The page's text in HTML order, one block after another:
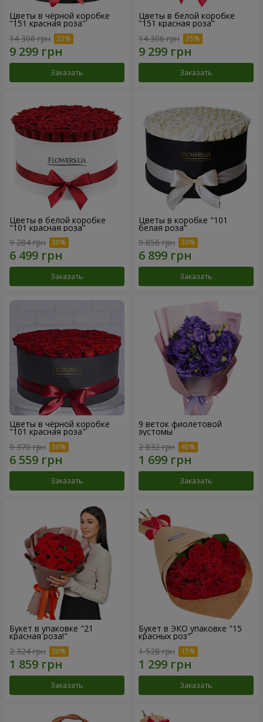
Цветы в чёрной коробке
"151 красная роза"
14 306 грн
Заказать
Цветы в белой коробке
"151 красная роза"
14 306 грн
Заказать
Цветы в белой коробке
"101 красная роза"
9 284 грн
Заказать
Цветы в коробке "101
белая роза"
9 856 грн
Заказать
Цветы в чёрной коробке
"101 красная роза"
9 370 грн
Заказать
9 веток фиолетовой
эустомы
2 832 грн
Заказать
Букет в упаковке "21
красная роза!"
2 324 грн
Заказать
Букет в ЭКО упаковке "15
красных роз"
1 528 грн
Заказать